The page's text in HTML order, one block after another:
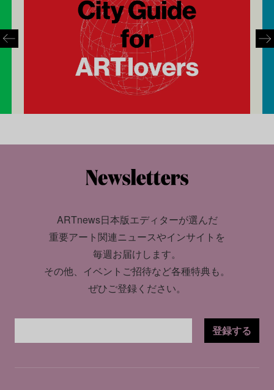
ARTnews日本版エディターが選んだ
重要アート関連ニュースやインサイトを
毎週お届けします。
その他、イベントご招待など各種特典も。
ぜひご登録ください。
登録する